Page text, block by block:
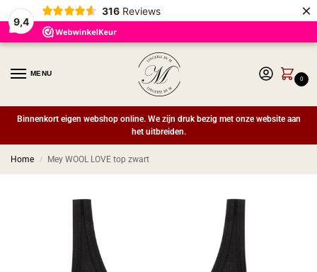
9,4
316 Reviews ×
MENU
0
Binnenkort eigen webshop online. We zijn druk bezig met onze website aan
het uitbreiden.
Home / Mey WOOL LOVE top zwart